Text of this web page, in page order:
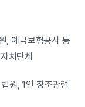
, 예금보험공사 등
치단체
원, 1인 창조관련